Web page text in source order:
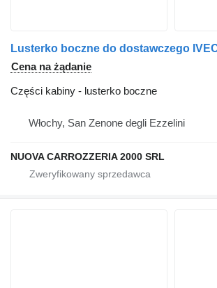
Lusterko boczne do dostawczego
Cena na żądanie
Części kabiny - lusterko boczne
Włochy, San Zenone degli Ezzelini
NUOVA CARROZZERIA 2000 SRL